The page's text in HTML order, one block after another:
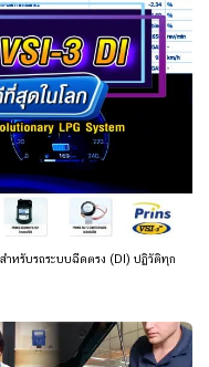
หรับรถระบบฉีดตรง (DI) ปฏิวัติทุก